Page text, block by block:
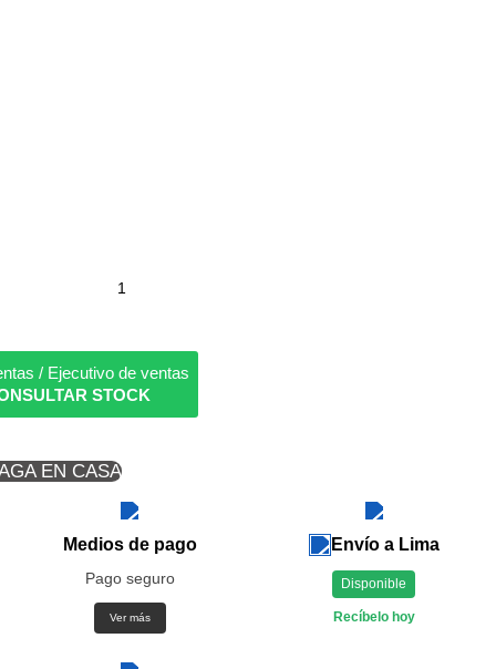
/ Ejecutivo de ventas
STOCK
EN CASA
Medios de pago
Pago seguro
Ver más
Envío a Lima
Disponible
Recíbelo hoy